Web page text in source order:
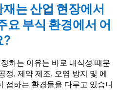
는 산업 현장에서
요 부식 환경에서 어
?
하는 이유는 바로 내식성 때문
정, 제약 제조, 오염 방지 및 에
접하는 환경들을 다루고 있습니